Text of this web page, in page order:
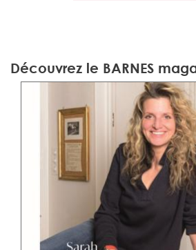
Découvrez le BARNES